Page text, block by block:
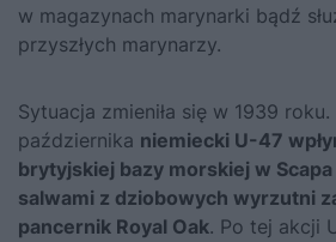
w magazynach marynarki bądź
przyszłych marynarzy.
Sytuacja zmieniła się w 1939
października niemiecki U-47
brytyjskiej bazy morskiej w
salwami z dziobowych wyrzutni
pancernik Royal Oak. Po tej akcji